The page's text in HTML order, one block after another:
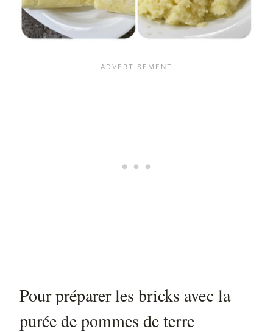
Pour préparer les bricks avec la
purée de pommes de terre